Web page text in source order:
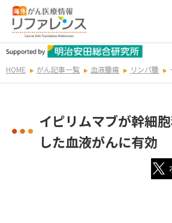
HOME がん記事一覧 血液腫瘍 リンパ腫
イピリムマブが幹細
した血液がんに有効